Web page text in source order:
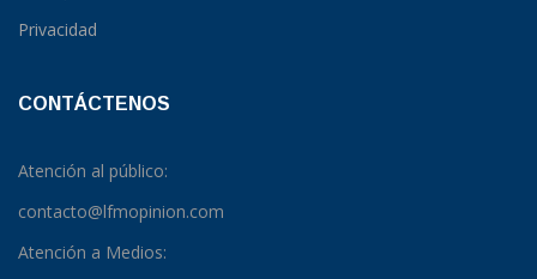
Privacidad
CONTÁCTENOS
Atención al público:
contacto@lfmopinion.com
Atención a Medios: